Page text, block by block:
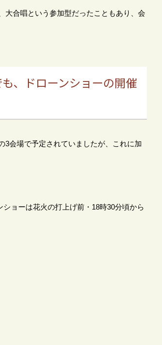
大合唱という参加型だったこともあり、会
、ドローンショーの開催
3会場で予定されていましたが、これに加
ョーは花火の打上げ前・18時30分頃から